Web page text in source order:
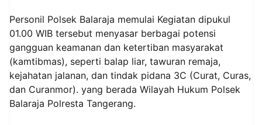
‎Personil Polsek Balaraja memulai Kegiatan dipukul
01.00 WIB tersebut menyasar berbagai potensi
gangguan keamanan dan ketertiban masyarakat
(kamtibmas), seperti balap liar, tawuran remaja,
kejahatan jalanan, dan tindak pidana 3C (Curat, Curas,
dan Curanmor). yang berada Wilayah Hukum Polsek
Balaraja Polresta Tangerang.